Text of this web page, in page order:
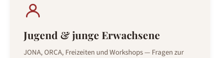
Jugend & junge Erwachsene
JONA, ORCA, Freizeiten und Workshops — Fragen zur